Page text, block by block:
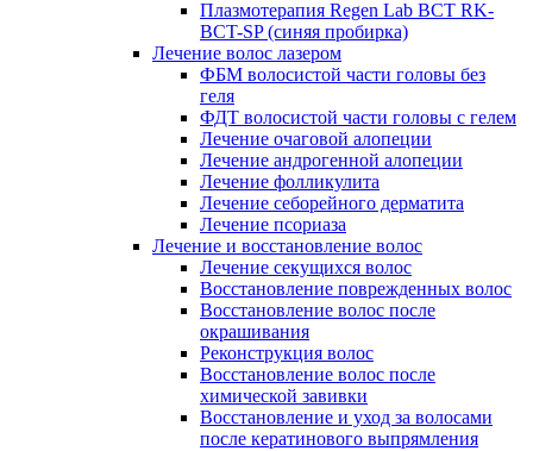
Плазмотерапия Regen Lab BCT RK-
BCT-SP (синяя пробирка)
Лечение волос лазером
ФБМ волосистой части головы без
геля
ФДТ волосистой части головы с гелем
Лечение очаговой алопеции
Лечение андрогенной алопеции
Лечение фолликулита
Лечение себорейного дерматита
Лечение псориаза
Лечение и восстановление волос
Лечение секущихся волос
Восстановление поврежденных волос
Восстановление волос после
окрашивания
Реконструкция волос
Восстановление волос после
химической завивки
Восстановление и уход за волосами
после кератинового выпрямления